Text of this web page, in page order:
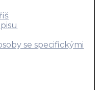
se specifickými